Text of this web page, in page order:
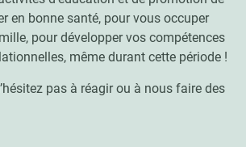
en bonne santé, pour vous occuper
pour développer vos compétences
même durant cette période !
pas à réagir ou à nous faire des